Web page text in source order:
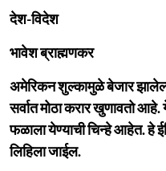
देश-विदेश
भावेश ब्राह्मणकर
अमेरिकन शुल्कामुळे बेजार
सर्वात मोठा करार खुणावतो
फळाला येण्याची चिन्हे आहेत. हे
लिहिला जाईल.